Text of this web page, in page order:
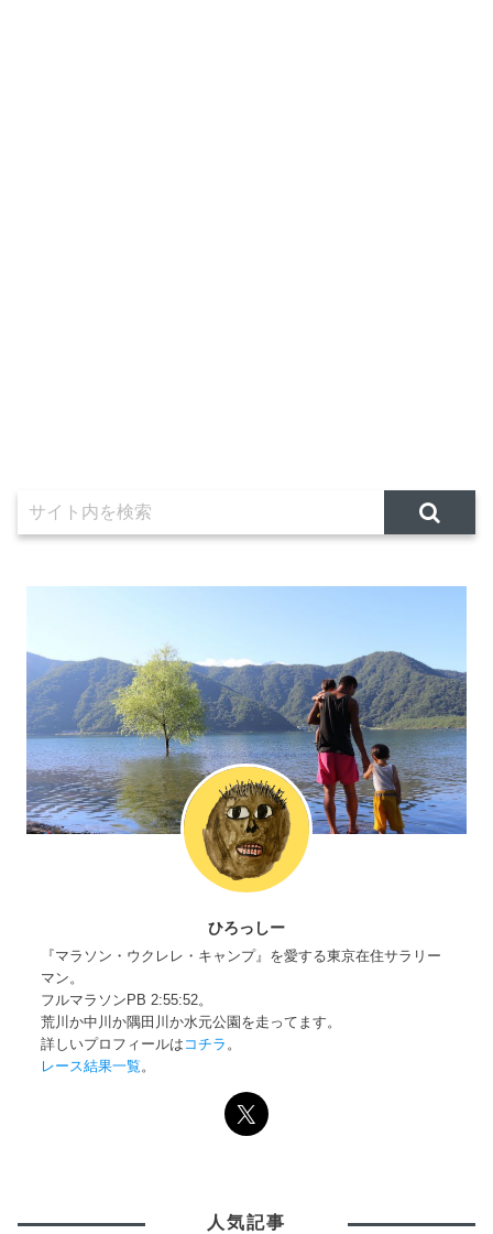
ひろっしー
『マラソン・ウクレレ・キャンプ』を愛する東京在住サラリー
マン。
フルマラソンPB 2:55:52。
荒川か中川か隅田川か水元公園を走ってます。
詳しいプロフィールは コチラ 。
レース結果一覧。
人気記事